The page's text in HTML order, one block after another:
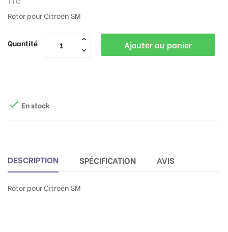
Rotor pour Citroën SM
Quantité Ajouter au panier
 En stock
DESCRIPTION SPÉCIFICATION AVIS
Rotor pour Citroën SM